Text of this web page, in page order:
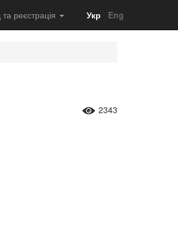
та реєстрація Укр Eng
2343